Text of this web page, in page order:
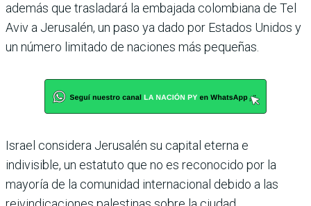
además que trasladará la embajada colombiana de Tel
Aviv a Jerusalén, un paso ya dado por Estados Unidos y
un número limitado de naciones más pequeñas.
Israel considera Jerusalén su capital eterna e
indivisible, un estatuto que no es reconocido por la
mayoría de la comunidad internacional debido a las